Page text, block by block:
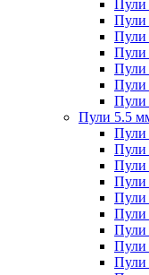
Пули
Пули
Пули
Пули
Пули
Пули 5.5
Пули
Пули
Пули
Пули
Пули
Пули
Пули
Пули